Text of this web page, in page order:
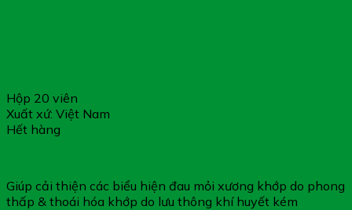
Hộp 20 viên
Xuất xứ: Việt Nam
Hết hàng
Giúp cải thiện các biểu hiện đau mỏi xương khớp do phong
thấp & thoái hóa khớp do lưu thông khí huyết kém